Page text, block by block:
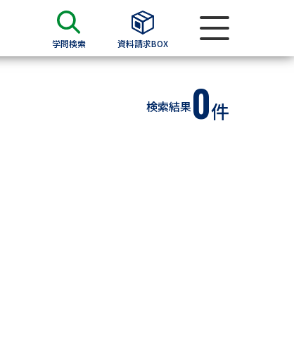
学問検索 資料請求BOX
検索結果0件